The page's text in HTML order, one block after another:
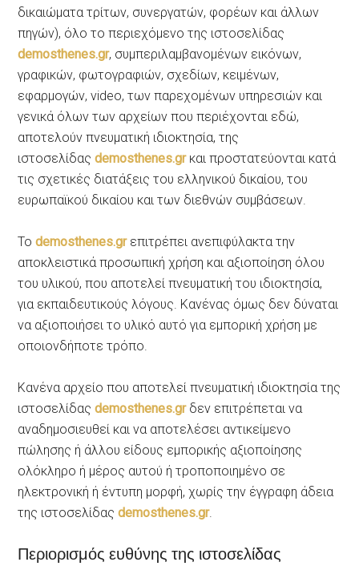
δικαιώματα τρίτων, συνεργατών, φορέων και άλλων
πηγών), όλο το περιεχόμενο της ιστοσελίδας
demosthenes.gr, συμπεριλαμβανομένων εικόνων,
γραφικών, φωτογραφιών, σχεδίων, κειμένων,
εφαρμογών, video, των παρεχομένων υπηρεσιών και
γενικά όλων των αρχείων που περιέχονται εδώ,
αποτελούν πνευματική ιδιοκτησία, της
ιστοσελίδαςdemosthenes.grκαι προστατεύονται κατά
τις σχετικές διατάξεις του ελληνικού δικαίου, του
ευρωπαϊκού δικαίου και των διεθνών συμβάσεων.
Τοdemosthenes.grεπιτρέπει ανεπιφύλακτα την
αποκλειστικά προσωπική χρήση και αξιοποίηση όλου
του υλικού, που αποτελεί πνευματική του ιδιοκτησία,
για εκπαιδευτικούς λόγους. Κανένας όμως δεν δύναται
να αξιοποιήσει το υλικό αυτό για εμπορική χρήση με
οποιονδήποτε τρόπο.
Κανένα αρχείο που αποτελεί πνευματική ιδιοκτησία της
ιστοσελίδαςdemosthenes.grδεν επιτρέπεται να
αναδημοσιευθεί και να αποτελέσει αντικείμενο
πώλησης ή άλλου είδους εμπορικής αξιοποίησης
ολόκληρο ή μέρος αυτού ή τροποποιημένο σε
ηλεκτρονική ή έντυπη μορφή, χωρίς την έγγραφη άδεια
της ιστοσελίδαςdemosthenes.gr.
Περιορισμός ευθύνης της ιστοσελίδας